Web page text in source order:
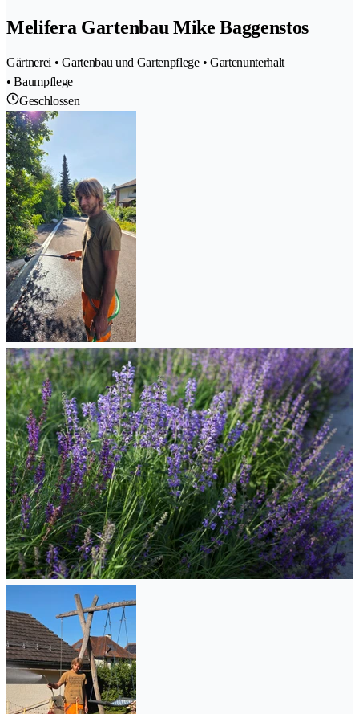
Melifera Gartenbau Mike Baggenstos
Gärtnerei • Gartenbau und Gartenpflege • Gartenunterhalt
• Baumpflege
Geschlossen